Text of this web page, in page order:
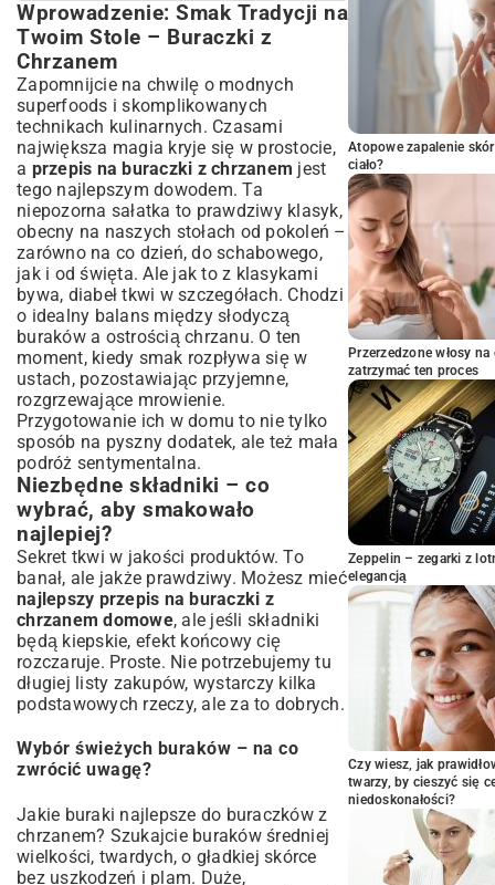
Wprowadzenie: Smak Tradycji na Twoim
Stole – Buraczki z Chrzanem
Niezbędne składniki – co wybrać, aby
smakowało najlepiej?
Krok po kroku – jak przygotować buraczki
z chrzanem?
Wariacje na Temat – Odkryj Nowe Smaki
Buraczków z Chrzanem
Z Czym Podawać Buraczki z Chrzanem?
Pomysły na Serwowanie
Właściwości Zdrowotne Buraków i Chrzanu
– Dlaczego Warto Jeść?
Często Zadawane Pytania (FAQ) o
Buraczki z Chrzanem
Podsumowanie: Buraczki z Chrzanem –
Niezastąpiony Element Kuchni
Wprowadzenie: Smak Tradycji na
Twoim Stole – Buraczki z
Chrzanem
Zapomnijcie na chwilę o modnych
superfoods i skomplikowanych
technikach kulinarnych. Czasami
największa magia kryje się w prostocie,
a przepis na buraczki z chrzanem jest
tego najlepszym dowodem. Ta
niepozorna sałatka to prawdziwy klasyk,
obecny na naszych stołach od pokoleń –
zarówno na co dzień, do schabowego,
jak i od święta. Ale jak to z klasykami
bywa, diabeł tkwi w szczegółach. Chodzi
o idealny balans między słodyczą
buraków a ostrością chrzanu. O ten
moment, kiedy smak rozpływa się w
ustach, pozostawiając przyjemne,
rozgrzewające mrowienie.
Przygotowanie ich w domu to nie tylko
sposób na pyszny dodatek, ale też mała
podróż sentymentalna.
Niezbędne składniki – co
wybrać, aby smakowało
najlepiej?
Sekret tkwi w jakości produktów. To
banał, ale jakże prawdziwy. Możesz mieć
najlepszy przepis na buraczki z
chrzanem domowe, ale jeśli składniki
będą kiepskie, efekt końcowy cię
rozczaruje. Proste. Nie potrzebujemy tu
długiej listy zakupów, wystarczy kilka
podstawowych rzeczy, ale za to dobrych.
Wybór świeżych buraków – na co
zwrócić uwagę?
Jakie buraki najlepsze do buraczków z
chrzanem? Szukajcie buraków średniej
wielkości, twardych, o gładkiej skórce
bez uszkodzeń i plam. Duże,
Atopowe zapalenie
ciało?
Przerzedzone włosy
zatrzymać ten proces
Zeppelin – zegarki z
elegancją
Czy wiesz, jak
twarzy, by cieszyć się
niedoskonałości?